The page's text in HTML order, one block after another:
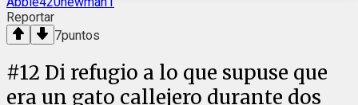
Reportar
7puntos
#12 Di refugio a lo que supuse que
era un gato callejero durante dos